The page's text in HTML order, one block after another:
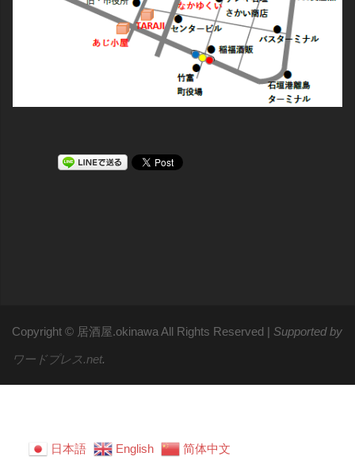
Copyright © 居酒屋.okinawa All Rights Reserved | Supported by
ワードプレス.net.
日本語 English 简体中文